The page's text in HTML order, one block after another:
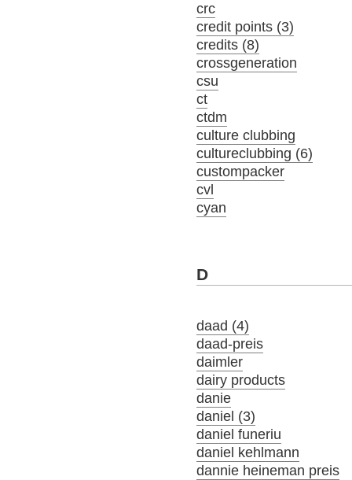
crc
credit points (3)
credits (8)
crossgeneration
csu
ct
ctdm
culture clubbing
cultureclubbing (6)
custompacker
cvl
cyan
D
daad (4)
daad-preis
daimler
dairy products
danie
daniel (3)
daniel funeriu
daniel kehlmann
dannie heineman preis